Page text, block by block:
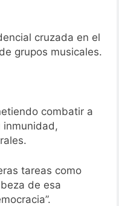
cruzada en el
grupos musicales.
combatir a
inmunidad,
tareas como
de esa